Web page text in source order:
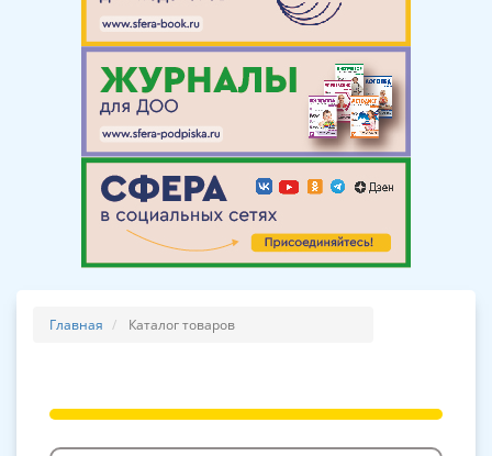
Главная Каталог товаров